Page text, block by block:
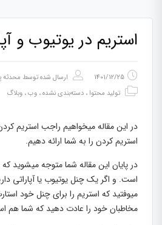
استریم در یوتیوب و
1401/12/25 ارسال شده توسط محدثه
تولید محتوا ، دسته‌بندی نشده، وب، وبلاگ
در این مقاله میخواهیم راجب استریم
استریم کردن را به شما ارائه دهیم.
در پایان این مقاله شما متوجه میشوید
است. و اگر یک چنل یوتیوب یا آپاراتی
میوفتید که استریم را برای چنل خود
مخاطبان خود را عادت دهید که شما هم